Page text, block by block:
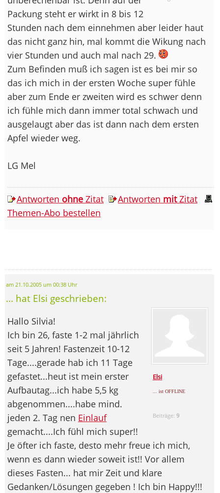
Packung steht er wirkt in 8 bis 12
Stunden nach dem einnehmen aber leider haut
das nicht ganz hin, mal kommt die Wikung nach
vier Stunden und auch mal nach 29.
Zum Befinden muß ich sagen ist es bei mir so
das ich mich in der ersten Woche super fühle
aber zum Ende er zweiten wird es schwer denn
ich fühle mich dann immer total schwach und
ausgelaugt aber das ist dann nach dem ersten
Apfel wieder weg.
LG Mel
Antworten ohne Zitat Antworten mitZitat
Themen-Abo bestellen
am 21.10.2005 um 00:38 Uhr
... hat Elsi geschrieben:
Elsi
... ist OFFLINE
Beiträge:9
Hallo Silvia!
Ich bin 26, faste 1-2 mal jährlich
seit 5 Jahren! Fastenzeit 10-12
Tage....gerade hab ich 11 Tage
gefastet...heut ist mein erster
Aufbautag...ich habe 5,5 kg
abgenommen....habe mind.
jeden 2. Tag nen Einlauf
gemacht....Ich fühl mich super!!
Je öfter ich faste, desto mehr freue ich mich,
wenn es dann wieder soweit ist!! Vor allem
dieses Fasten... hat mir Zeit und klare
Gedanken/Lösungen gegeben ! Ich bin Happy!!!